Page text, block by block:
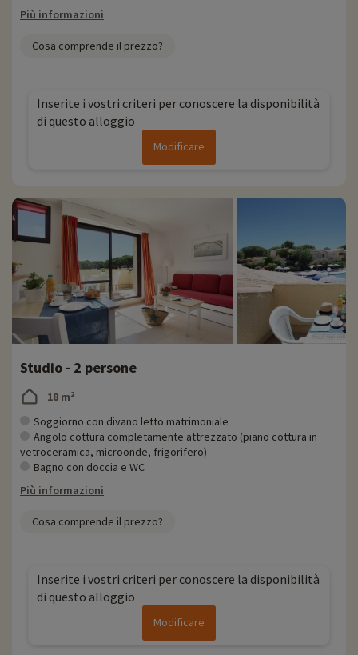
Più informazioni
Cosa comprende il prezzo?
Inserite i vostri criteri per conoscere la disponibilità
di questo alloggio
Modificare
Studio - 2 persone
18 m²
Soggiorno con divano letto matrimoniale
Angolo cottura completamente attrezzato (piano cottura in
vetroceramica, microonde, frigorifero)
Bagno con doccia e WC
Più informazioni
Cosa comprende il prezzo?
Inserite i vostri criteri per conoscere la disponibilità
di questo alloggio
Modificare